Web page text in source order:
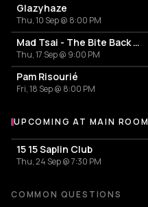
Glazyhaze
Thu, 10 Sep @ 8:00 PM
Mad Tsai - The Bite Back Tour
Thu, 17 Sep @ 9:00 PM
Pam Risourié
Fri, 18 Sep @ 8:00 PM
More events at Main Room
UPCOMING AT MAIN ROOM
15 15 Saplin Club
Thu, 24 Sep @ 7:30 PM
COMMON QUESTIONS